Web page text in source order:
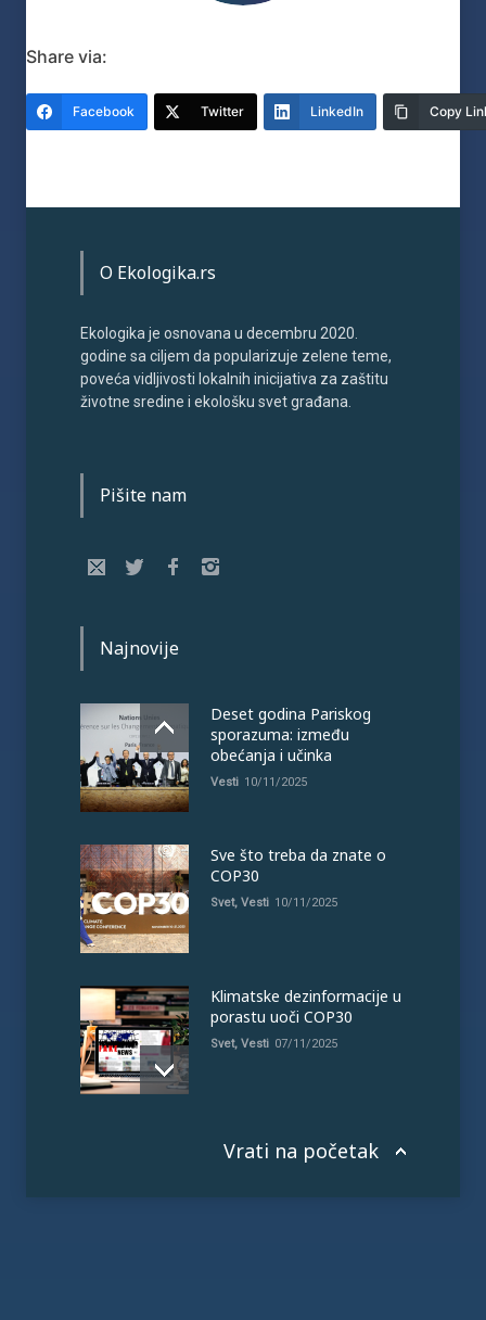
Share via:
Facebook Twitter LinkedIn Copy
O Ekologika.rs
Ekologika je osnovana u decembru 2020.
godine sa ciljem da popularizuje zelene teme,
poveća vidljivosti lokalnih inicijativa za zaštitu
životne sredine i ekološku svet građana.
Pišite nam
Najnovije
Deset godina Pariskog
sporazuma: između
obećanja i učinka
Vesti 10/11/2025
Sve što treba da znate o
COP30
Svet, Vesti 10/11/2025
Klimatske dezinformacije u
porastu uoči COP30
Svet, Vesti 07/11/2025
Vrati na početak